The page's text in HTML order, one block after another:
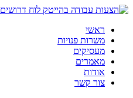
לוח דרושים
ראשי
משרות פנויות
מעסיקים
מאמרים
אודות
צור קשר